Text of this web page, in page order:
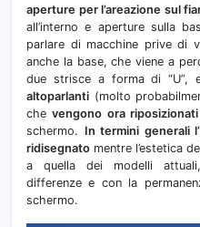
aperture per l’areazione sul
all’interno e aperture sulla
parlare di macchine prive di
anche la base, che viene a
due strisce a forma di
altoparlanti (molto
chevengono ora
schermo. In termini generali
ridisegnato mentre l’estetica
a quella dei modelli
differenze e con la
schermo.